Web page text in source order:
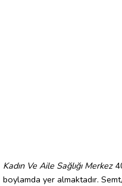
Kadın Ve Aile Sağlığı Merkez
boylamda yer almaktadır.